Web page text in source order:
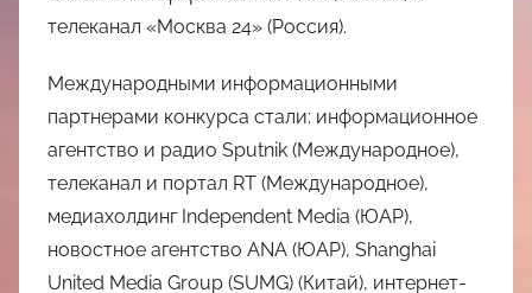
телеканал «Москва 24» (Россия).
Международными информационными
партнерами конкурса стали: информационное
агентство и радио Sputnik (Международное),
телеканал и портал RT (Международное),
медиахолдинг Independent Media (ЮАР),
новостное агентство ANA (ЮАР), Shanghai
United Media Group (SUMG) (Китай), интернет-